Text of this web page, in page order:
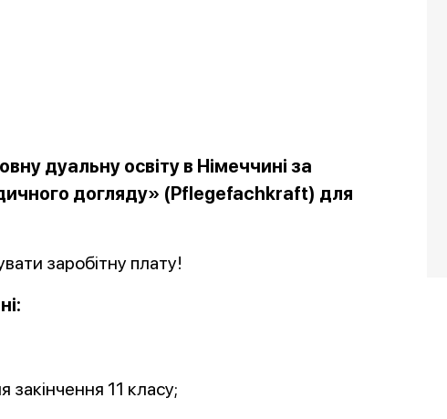
дуальну освіту в Німеччині за
догляду» (Pflegefachkraft) для
заробітну плату!
закінчення 11 класу;